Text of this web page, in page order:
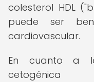
colesterol HDL
puede ser
cardiovascular.
En cuanto a